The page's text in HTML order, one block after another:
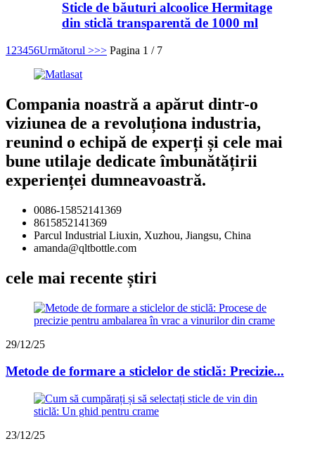
Sticle de băuturi alcoolice Hermitage
din sticlă transparentă de 1000 ml
1 23456Următorul >>> Pagina 1 / 7
Compania noastră a apărut dintr-o
viziunea de a revoluționa industria,
reunind o echipă de experți și cele mai
bune utilaje dedicate îmbunătățirii
experienței dumneavoastră.
0086-15852141369
8615852141369
Parcul Industrial Liuxin, Xuzhou, Jiangsu, China
amanda@qltbottle.com
cele mai recente știri
29/12/25
Metode de formare a sticlelor de sticlă: Precizie...
23/12/25